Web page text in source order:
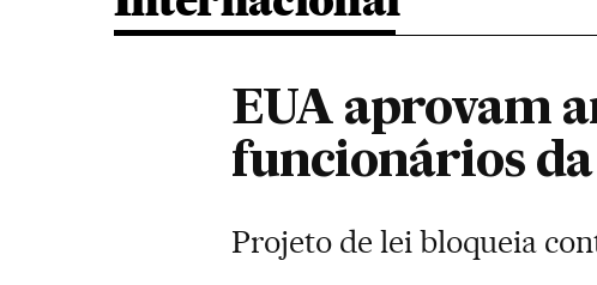
EUA aprovam
funcionários da
Projeto de lei bloqueia